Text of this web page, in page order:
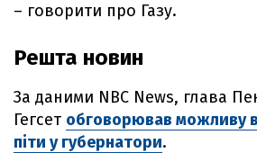
– говорити про Газу.
Решта новин
За даними NBC News, глава
Гегсет обговорював можливу
піти у губернатори.